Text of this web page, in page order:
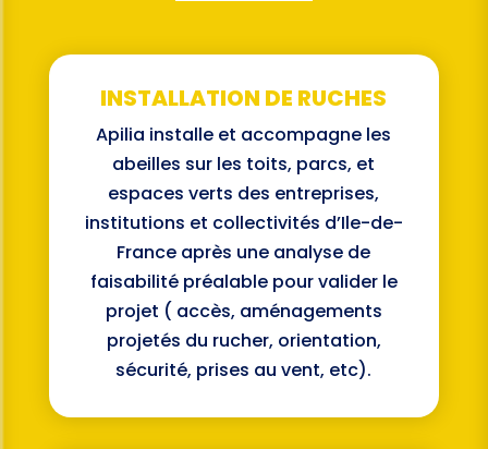
INSTALLATION DE RUCHES
Apilia installe et accompagne les
abeilles sur les toits, parcs, et
espaces verts des entreprises,
institutions et collectivités d’Ile-de-
France après une analyse de
faisabilité préalable pour valider le
projet ( accès, aménagements
projetés du rucher, orientation,
sécurité, prises au vent, etc).